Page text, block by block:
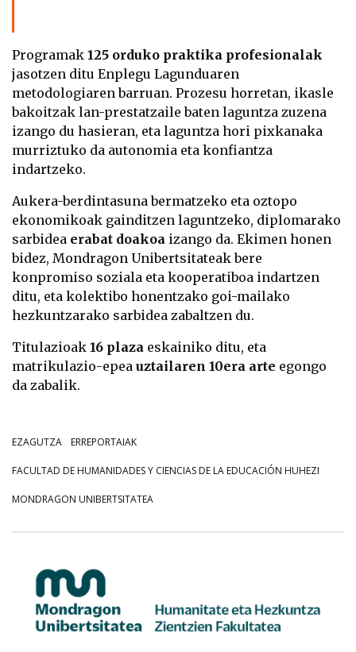
Programak 125 orduko praktika profesionalak
jasotzen ditu Enplegu Lagunduaren
metodologiaren barruan. Prozesu horretan, ikasle
bakoitzak lan-prestatzaile baten laguntza zuzena
izango du hasieran, eta laguntza hori pixkanaka
murriztuko da autonomia eta konfiantza
indartzeko.
Aukera-berdintasuna bermatzeko eta oztopo
ekonomikoak gainditzen laguntzeko, diplomarako
sarbidea erabat doakoa izango da. Ekimen honen
bidez, Mondragon Unibertsitateak bere
konpromiso soziala eta kooperatiboa indartzen
ditu, eta kolektibo honentzako goi-mailako
hezkuntzarako sarbidea zabaltzen du.
Titulazioak 16 plaza eskainiko ditu, eta
matrikulazio-epea uztailaren 10era arte egongo
da zabalik.
EZAGUTZA ERREPORTAIAK
FACULTAD DE HUMANIDADES Y CIENCIAS DE LA EDUCACIÓN HUHEZI
MONDRAGON UNIBERTSITATEA